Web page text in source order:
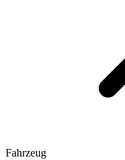
Fahrzeug